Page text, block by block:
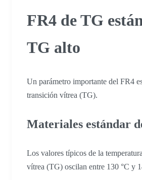
FR4 de TG
TG alto
Un parámetro importante del FR4
transición vítrea (TG).
Materiales estándar
Los valores típicos de la
vítrea (TG) oscilan entre 130 °C y